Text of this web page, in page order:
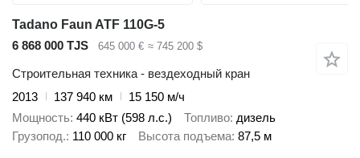
Tadano Faun ATF 110G-5
6 868 000 TJS
645 000 € ≈ 745 200 $
Строительная техника - вездеходный кран
2013
137 940 км
15 150 м/ч
Мощность 440 кВт (598 л.с.) Топливо дизель
Грузопод. 110 000 кг Высота подъема 87,5 м